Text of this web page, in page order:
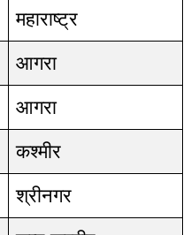
महाराष्ट्र
आगरा
आगरा
कश्मीर
श्रीनगर